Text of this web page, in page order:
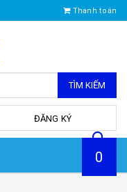
Thanh toán
TÌM KIẾM
ĐĂNG KÝ
0